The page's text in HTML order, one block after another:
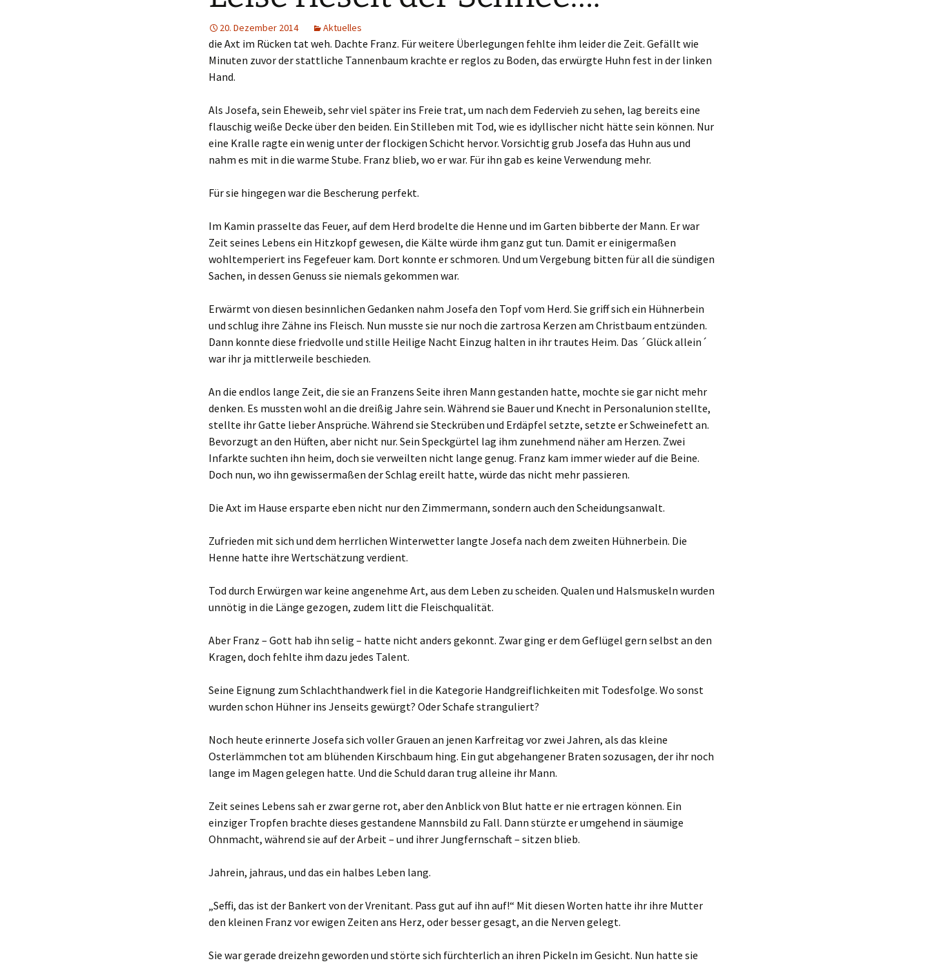
20. Dezember 2014 Aktuelles
die Axt im Rücken tat weh. Dachte Franz. Für weitere Überlegungen fehlte ihm leider die Zeit. Gefällt wie
Minuten zuvor der stattliche Tannenbaum krachte er reglos zu Boden, das erwürgte Huhn fest in der linken
Hand.
Als Josefa, sein Eheweib, sehr viel später ins Freie trat, um nach dem Federvieh zu sehen, lag bereits eine
flauschig weiße Decke über den beiden. Ein Stilleben mit Tod, wie es idyllischer nicht hätte sein können. Nur
eine Kralle ragte ein wenig unter der flockigen Schicht hervor. Vorsichtig grub Josefa das Huhn aus und
nahm es mit in die warme Stube. Franz blieb, wo er war. Für ihn gab es keine Verwendung mehr.
Für sie hingegen war die Bescherung perfekt.
Im Kamin prasselte das Feuer, auf dem Herd brodelte die Henne und im Garten bibberte der Mann. Er war
Zeit seines Lebens ein Hitzkopf gewesen, die Kälte würde ihm ganz gut tun. Damit er einigermaßen
wohltemperiert ins Fegefeuer kam. Dort konnte er schmoren. Und um Vergebung bitten für all die sündigen
Sachen, in dessen Genuss sie niemals gekommen war.
Erwärmt von diesen besinnlichen Gedanken nahm Josefa den Topf vom Herd. Sie griff sich ein Hühnerbein
und schlug ihre Zähne ins Fleisch. Nun musste sie nur noch die zartrosa Kerzen am Christbaum entzünden.
Dann konnte diese friedvolle und stille Heilige Nacht Einzug halten in ihr trautes Heim. Das ´Glück allein´
war ihr ja mittlerweile beschieden.
An die endlos lange Zeit, die sie an Franzens Seite ihren Mann gestanden hatte, mochte sie gar nicht mehr
denken. Es mussten wohl an die dreißig Jahre sein. Während sie Bauer und Knecht in Personalunion stellte,
stellte ihr Gatte lieber Ansprüche. Während sie Steckrüben und Erdäpfel setzte, setzte er Schweinefett an.
Bevorzugt an den Hüften, aber nicht nur. Sein Speckgürtel lag ihm zunehmend näher am Herzen. Zwei
Infarkte suchten ihn heim, doch sie verweilten nicht lange genug. Franz kam immer wieder auf die Beine.
Doch nun, wo ihn gewissermaßen der Schlag ereilt hatte, würde das nicht mehr passieren.
Die Axt im Hause ersparte eben nicht nur den Zimmermann, sondern auch den Scheidungsanwalt.
Zufrieden mit sich und dem herrlichen Winterwetter langte Josefa nach dem zweiten Hühnerbein. Die
Henne hatte ihre Wertschätzung verdient.
Tod durch Erwürgen war keine angenehme Art, aus dem Leben zu scheiden. Qualen und Halsmuskeln wurden
unnötig in die Länge gezogen, zudem litt die Fleischqualität.
Aber Franz – Gott hab ihn selig – hatte nicht anders gekonnt. Zwar ging er dem Geflügel gern selbst an den
Kragen, doch fehlte ihm dazu jedes Talent.
Seine Eignung zum Schlachthandwerk fiel in die Kategorie Handgreiflichkeiten mit Todesfolge. Wo sonst
wurden schon Hühner ins Jenseits gewürgt? Oder Schafe stranguliert?
Noch heute erinnerte Josefa sich voller Grauen an jenen Karfreitag vor zwei Jahren, als das kleine
Osterlämmchen tot am blühenden Kirschbaum hing. Ein gut abgehangener Braten sozusagen, der ihr noch
lange im Magen gelegen hatte. Und die Schuld daran trug alleine ihr Mann.
Zeit seines Lebens sah er zwar gerne rot, aber den Anblick von Blut hatte er nie ertragen können. Ein
einziger Tropfen brachte dieses gestandene Mannsbild zu Fall. Dann stürzte er umgehend in säumige
Ohnmacht, während sie auf der Arbeit – und ihrer Jungfernschaft – sitzen blieb.
Jahrein, jahraus, und das ein halbes Leben lang.
„Seffi, das ist der Bankert von der Vrenitant. Pass gut auf ihn auf!“ Mit diesen Worten hatte ihr ihre Mutter
den kleinen Franz vor ewigen Zeiten ans Herz, oder besser gesagt, an die Nerven gelegt.
Sie war gerade dreizehn geworden und störte sich fürchterlich an ihren Pickeln im Gesicht. Nun hatte sie